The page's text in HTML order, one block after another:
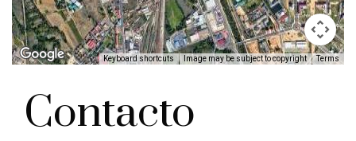
Keyboard shortcuts Image may be subject to copyright Terms
Contacto